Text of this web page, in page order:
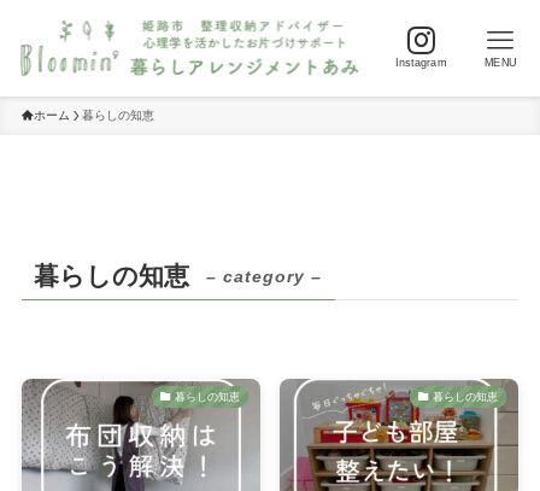
Instagram MENU
ホーム 暮らしの知恵
暮らしの知恵 – category –
暮らしの知恵 暮らしの知恵